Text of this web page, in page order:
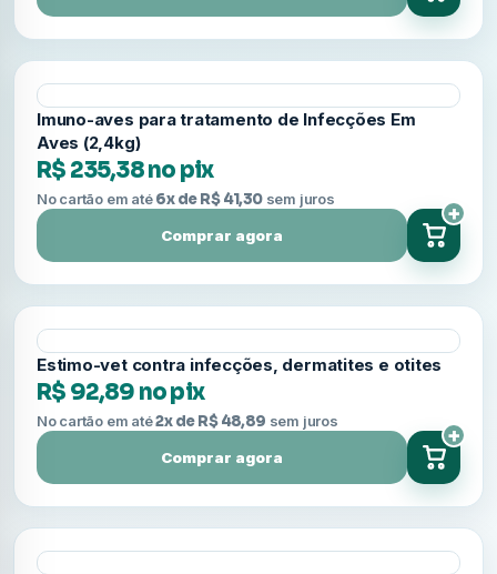
Imuno-aves para tratamento de Infecções Em
Aves (2,4kg)
R$ 235,38 no pix
No cartão em até6x de R$ 41,30sem juros
Comprar agora
+
Estimo-vet contra infecções, dermatites e otites
R$ 92,89 no pix
No cartão em até2x de R$ 48,89 sem juros
Comprar agora
+